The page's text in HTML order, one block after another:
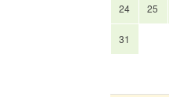
24 25
31